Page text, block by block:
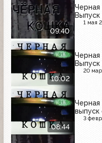
09:40
Черная
Выпуск
1 мая
10:02
20
08:44
Черная
выпуск
3